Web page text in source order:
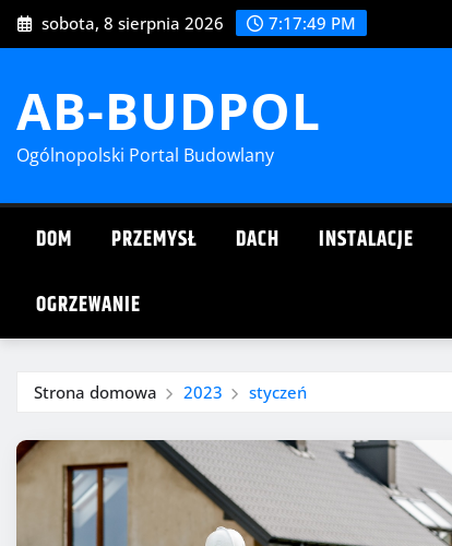
Przejdź
do
sobota, 8 sierpnia 2026 7:17:50 PM
AB-BUDPOL
Ogólnopolski Portal Budowlany
DOM PRZEMYSŁ DACH INSTALACJE
OGRZEWANIE
Strona domowa 2023 styczeń